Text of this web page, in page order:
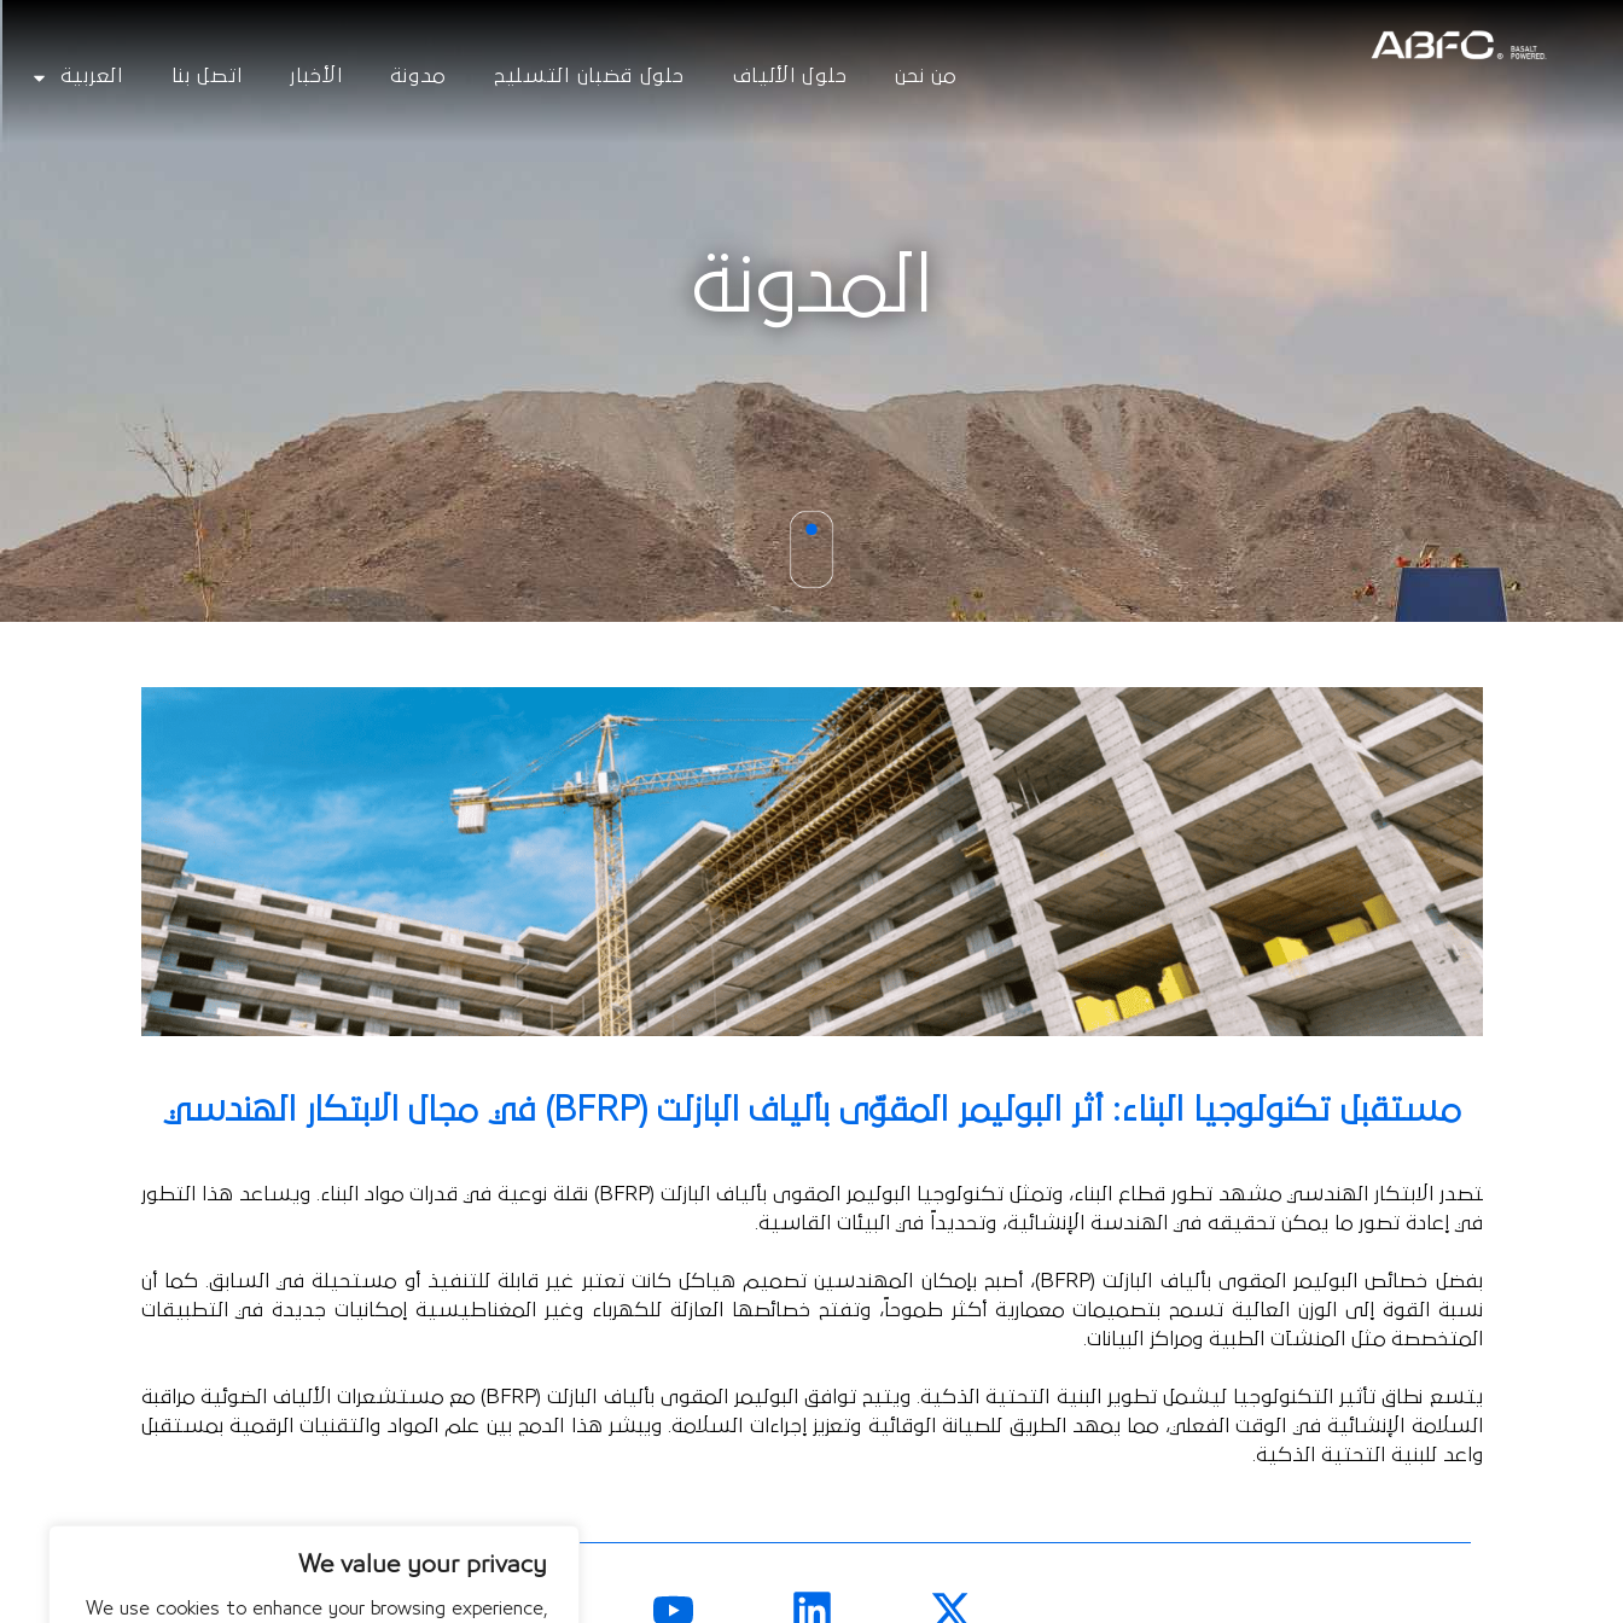
We value your privacy
We use cookies to enhance your browsing experience,
ﺍﻟﻤﺪﻭﻧﺔ
من نحن حلول الألياف حلول قضبان التسليح مدونة الأخبار اتصل بنا العربية
ﻣﺴﺘﻘﺒﻞ ﺗﻜﻨﻮﻟﻮﺟﻴﺎ ﺍﻟﺒﻨﺎﺀ: ﺃﺛﺮ ﺍﻟﺒﻮﻟﻴﻤﺮ ﺍﻟﻤﻘﻮّﻯ ﺑﺄﻟﻴﺎﻑ ﺍﻟﺒﺎﺯﻟﺖ (BFRP) ﻓﻲ ﻣﺠﺎﻝ ﺍﻻﺑﺘﻜﺎﺭ ﺍﻟﻬﻨﺪﺳﻲ
ﺘﺼﺪﺭ ﺍﻻﺑﺘﻜﺎﺭ ﺍﻟﻬﻨﺪﺳﻲ ﻣﺸﻬﺪ ﺗﻄﻮﺭ ﻗﻄﺎﻉ ﺍﻟﺒﻨﺎﺀ، ﻭﺗﻤﺜﻞ ﺗﻜﻨﻮﻟﻮﺟﻴﺎ ﺍﻟﺒﻮﻟﻴﻤﺮ ﺍﻟﻤﻘﻮﻯ ﺑﺄﻟﻴﺎﻑ ﺍﻟﺒﺎﺯﻟﺖ (BFRP) ﻧﻘﻠﺔ ﻧﻮﻋﻴﺔ ﻓﻲ ﻗﺪﺭﺍﺕ ﻣﻮﺍﺩ ﺍﻟﺒﻨﺎﺀ. ﻭﻳﺴﺎﻋﺪ ﻫﺬﺍ ﺍﻟﺘﻄﻮﺭ
ﻓﻲ ﺇﻋﺎﺩﺓ ﺗﺼﻮﺭ ﻣﺎ ﻳﻤﻜﻦﺗﺤﻘﻴﻘﻪ ﻓﻲ ﺍﻟﻬﻨﺪﺳﺔ ﺍﻹﻧﺸﺎﺋﻴﺔ، ﻭﺗﺤﺪﻳﺪﺍً ﻓﻲ ﺍﻟﺒﻴﺌﺎﺕ ﺍﻟﻘﺎﺳﻴﺔ.
ﺑﻔﻀﻞ ﺧﺼﺎﺋﺺ ﺍﻟﺒﻮﻟﻴﻤﺮ ﺍﻟﻤﻘﻮﻯ ﺑﺄﻟﻴﺎﻑ ﺍﻟﺒﺎﺯﻟﺖ (BFRP )، ﺃﺻﺒﺢ ﺑﺈﻣﻜﺎﻥ ﺍﻟﻤﻬﻨﺪﺳﻴﻦ ﺗﺼﻤﻴﻢ ﻫﻴﺎﻛﻞ ﻛﺎﻧﺖ ﺗﻌﺘﺒﺮ ﻏﻴﺮ ﻗﺎﺑﻠﺔ ﻟﻠﺘﻨﻔﻴﺬ ﺃﻭ ﻣﺴﺘﺤﻴﻠﺔ ﻓﻲ ﺍﻟﺴﺎﺑﻖ. ﻛﻤﺎ ﺃﻥ
ﻧﺴﺒﺔ ﺍﻟﻘﻮﺓ ﺇﻟﻰ ﺍﻟﻮﺯﻥ ﺍﻟﻌﺎﻟﻴﺔ ﺗﺴﻤﺢ ﺑﺘﺼﻤﻴﻤﺎﺕ ﻣﻌﻤﺎﺭﻳﺔ ﺃﻛﺜﺮ ﻃﻤﻮﺣﺎً، ﻭﺗﻔﺘﺢ ﺧﺼﺎﺋﺼﻬﺎ ﺍﻟﻌﺎﺯﻟﺔ ﻟﻠﻜﻬﺮﺑﺎﺀ ﻭﻏﻴﺮ ﺍﻟﻤﻐﻨﺎﻃﻴﺴﻴﺔ ﺇﻣﻜﺎﻧﻴﺎﺕ ﺟﺪﻳﺪﺓ ﻓﻲ ﺍﻟﺘﻄﺒﻴﻘﺎﺕ
ﺍﻟﻤﺘﺨﺼﺼﺔ ﻣﺜﻞ ﺍﻟﻤﻨﺸﺂﺕ ﺍﻟﻄﺒﻴﺔ ﻭﻣﺮﺍﻛﺰ ﺍﻟﺒﻴﺎﻧﺎﺕ.
ﻳﺘﺴﻊ ﻧﻄﺎﻕ ﺗﺄﺛﻴﺮ ﺍﻟﺘﻜﻨﻮﻟﻮﺟﻴﺎ ﻟﻴﺸﻤﻞ ﺗﻄﻮﻳﺮ ﺍﻟﺒﻨﻴﺔ ﺍﻟﺘﺤﺘﻴﺔ ﺍﻟﺬﻛﻴﺔ. ﻭﻳﺘﻴﺢ ﺗﻮﺍﻓﻖ ﺍﻟﺒﻮﻟﻴﻤﺮ ﺍﻟﻤﻘﻮﻯ ﺑﺄﻟﻴﺎﻑ ﺍﻟﺒﺎﺯﻟﺖ (BFRP ) ﻣﻊ ﻣﺴﺘﺸﻌﺮﺍﺕ ﺍﻷﻟﻴﺎﻑ ﺍﻟﻀﻮﺋﻴﺔ ﻣﺮﺍﻗﺒﺔ
ﺍﻟﺴﻼﻣﺔ ﺍﻹﻧﺸﺎﺋﻴﺔ ﻓﻲ ﺍﻟﻮﻗﺖ
ﺍﻟﻔﻌﻠﻲ، ﻣﻤﺎ ﻳﻤﻬﺪ ﺍﻟﻄﺮﻳﻖ ﻟﻠﺼﻴﺎﻧﺔ ﺍﻟﻮﻗﺎﺋﻴﺔ ﻭﺗﻌﺰﻳﺰ ﺇﺟﺮﺍﺀﺍﺕ ﺍﻟﺴﻼﻣﺔ. ﻭﻳﺒﺸﺮ ﻫﺬﺍ ﺍﻟﺪﻣﺞ ﺑﻴﻦ ﻋﻠﻢ
ﺍﻟﻤﻮﺍﺩ ﻭﺍﻟﺘﻘﻨﻴﺎﺕ ﺍﻟﺮﻗﻤﻴﺔ ﺑﻤﺴﺘﻘﺒﻞ
ﻭﺍﻋﺪ ﻟﻠﺒﻨﻴﺔ ﺍﻟﺘﺤﺘﻴﺔ ﺍﻟﺬﻛﻴﺔ.